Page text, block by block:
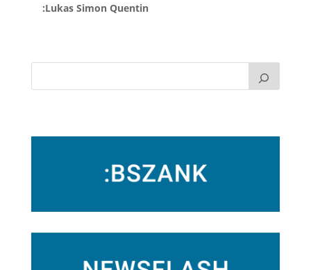
:Lukas Simon Quentin